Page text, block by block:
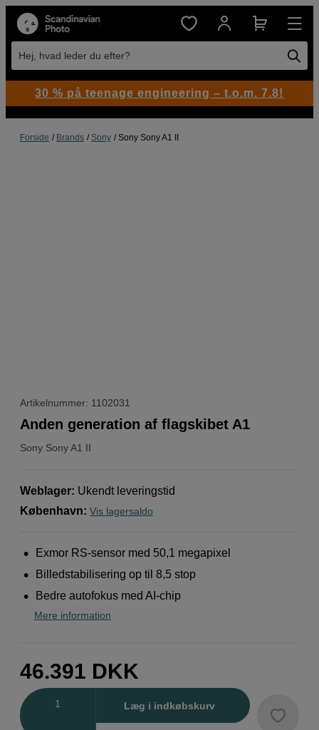
Hej, hvad leder du efter?
Forside Brands Sony Sony Sony A1 II
Artikelnummer: 1102031
Sony Sony A1 II
Anden generation af flagskibet A1
Weblager: Ukendt leveringstid
København: Vis lagersaldo
Exmor RS-sensor med 50,1 megapixel
Billedstabilisering op til 8,5 stop
Bedre autofokus med AI-chip
Mere information
46.391 DKK
Læg i indkøbskurv
30 % på teenage engineering – t.o.m. 7.8!